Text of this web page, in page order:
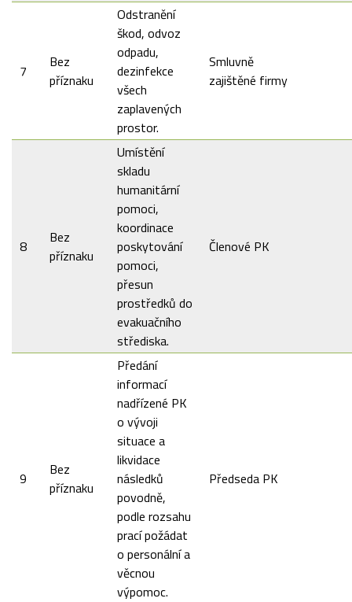
7
Bez
příznaku
Odstranění
škod, odvoz
odpadu,
dezinfekce
všech
zaplavených
prostor.
Smluvně
zajištěné firmy
8
Bez
příznaku
Umístění
skladu
humanitární
pomoci,
koordinace
poskytování
pomoci,
přesun
prostředků do
evakuačního
střediska.
Členové PK
9
Bez
příznaku
Předání
informací
nadřízené PK
o vývoji
situace a
likvidace
následků
povodně,
podle rozsahu
prací požádat
o personální a
věcnou
výpomoc.
Předseda PK